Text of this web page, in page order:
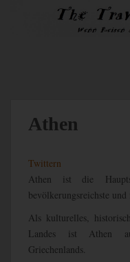
Athen
Twittern
Athen ist die
bevölkerungsreichste
Als kulturelles,
Landes ist Athen
Griechenlands.